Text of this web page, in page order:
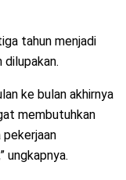
tahun menjadi
dilupakan.
ke bulan akhirnya
membutuhkan
pekerjaan
ungkapnya.